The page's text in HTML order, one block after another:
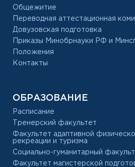
Общежитие
Переводная аттестационная
Довузовская подготовка
Приказы Минобрнауки РФ и
Положения
Контакты
ОБРАЗОВАНИЕ
Расписание
Тренерский факультет
Факультет адаптивной
рекреации и туризма
Социально-гуманитарный
Факультет магистерской